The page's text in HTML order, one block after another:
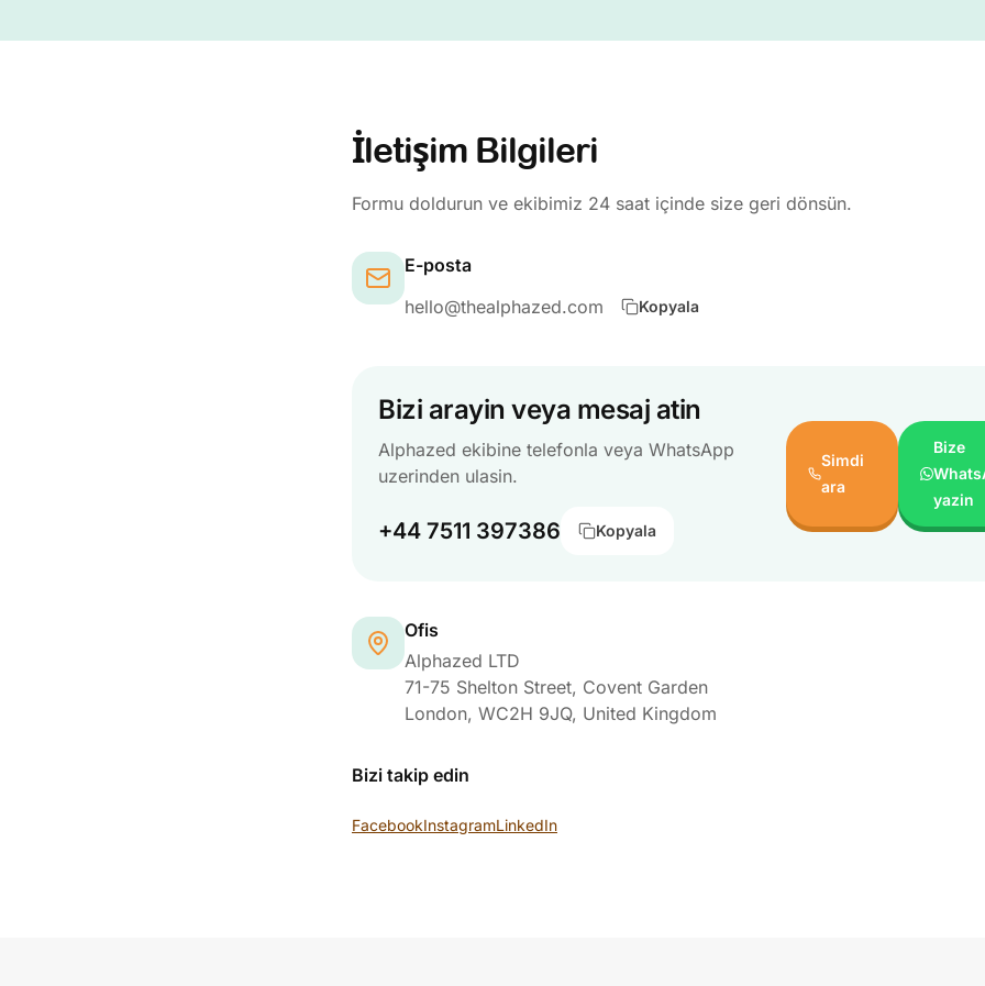
İletişim Bilgileri
Formu doldurun ve ekibimiz 24 saat içinde size geri dönsün.
E-posta
hello@thealphazed.com
Kopyala
Bizi arayin veya mesaj atin
Alphazed ekibine telefonla veya WhatsApp
uzerinden ulasin.
+44 7511 397386 Kopyala
Simdi
ara
Bize
yazin
Ofis
Alphazed LTD
71-75 Shelton Street, Covent Garden
London, WC2H 9JQ, United Kingdom
Bizi takip edin
FacebookInstagramLinkedIn